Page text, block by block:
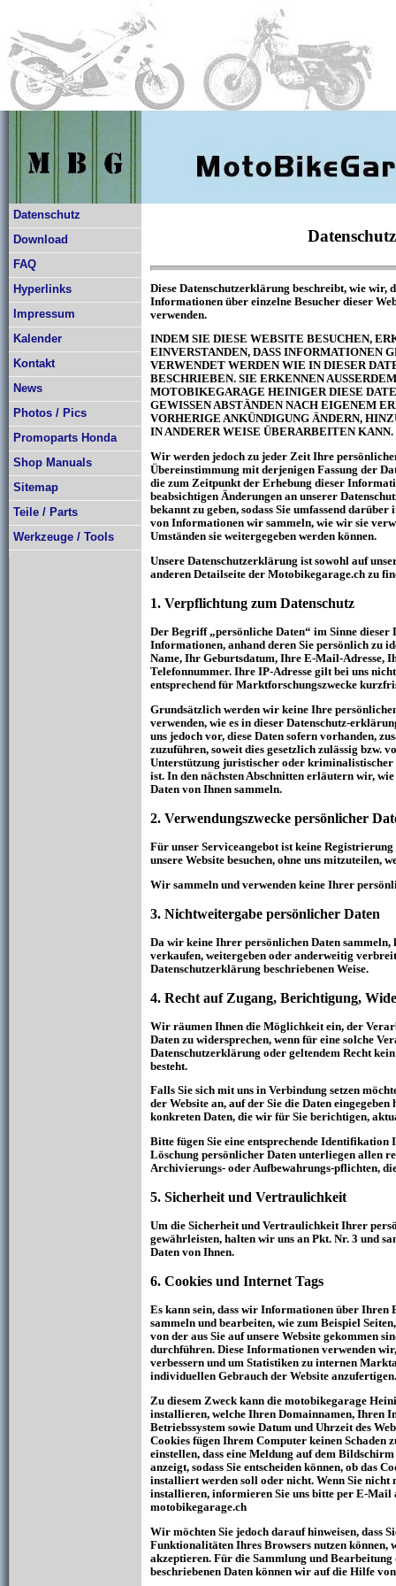
Datenschutz
Download
FAQ
Hyperlinks
Impressum
Kalender
Kontakt
News
Photos / Pics
Promoparts Honda
Shop Manuals
Sitemap
Teile / Parts
Werkzeuge / Tools
Datenschutz
Diese Datenschutzerklärung beschreibt, wie wir,
Informationen über einzelne Besucher dieser
verwenden.
INDEM SIE DIESE WEBSITE BESUCHEN,
EINVERSTANDEN, DASS INFORMATIONEN
VERWENDET WERDEN WIE IN DIESER
BESCHRIEBEN. SIE ERKENNEN
MOTOBIKEGARAGE HEINIGER DIESE
GEWISSEN ABSTÄNDEN NACH EIGENEM
VORHERIGE ANKÜNDIGUNG ÄNDERN,
IN ANDERER WEISE ÜBERARBEITEN KANN.
Wir werden jedoch zu jeder Zeit Ihre
Übereinstimmung mit derjenigen Fassung der
die zum Zeitpunkt der Erhebung dieser
beabsichtigen Änderungen an unserer
bekannt zu geben, sodass Sie umfassend
von Informationen wir sammeln, wie wir sie
Umständen sie weitergegeben werden können.
Unsere Datenschutzerklärung ist sowohl auf
anderen Detailseite der Motobikegarage.ch zu
1. Verpflichtung zum Datenschutz
Der Begriff „persönliche Daten“ im Sinne dieser
Informationen, anhand deren Sie persönlich zu
Name, Ihr Geburtsdatum, Ihre E-Mail-Adresse,
Telefonnummer. Ihre IP-Adresse gilt bei uns
entsprechend für Marktforschungszwecke
Grundsätzlich werden wir keine Ihre
verwenden, wie es in dieser Datenschutz-
uns jedoch vor, diese Daten sofern vorhanden,
zuzuführen, soweit dies gesetzlich zulässig bzw.
Unterstützung juristischer oder
ist. In den nächsten Abschnitten erläutern wir,
Daten von Ihnen sammeln.
2. Verwendungszwecke persönlicher
Für unser Serviceangebot ist keine
unsere Website besuchen, ohne uns mitzuteilen,
Wir sammeln und verwenden keine Ihrer
3. Nichtweitergabe persönlicher Daten
Da wir keine Ihrer persönlichen Daten
verkaufen, weitergeben oder anderweitig
Datenschutzerklärung beschriebenen Weise.
4. Recht auf Zugang, Berichtigung,
Wir räumen Ihnen die Möglichkeit ein, der
Daten zu widersprechen, wenn für eine solche
Datenschutzerklärung oder geltendem Recht
besteht.
Falls Sie sich mit uns in Verbindung setzen
der Website an, auf der Sie die Daten eingegeben
konkreten Daten, die wir für Sie berichtigen,
Bitte fügen Sie eine entsprechende Identifikation
Löschung persönlicher Daten unterliegen allen
Archivierungs- oder Aufbewahrungs-pflichten,
5. Sicherheit und Vertraulichkeit
Um die Sicherheit und Vertraulichkeit Ihrer
gewährleisten, halten wir uns an Pkt. Nr. 3 und
Daten von Ihnen.
6. Cookies und Internet Tags
Es kann sein, dass wir Informationen über Ihren
sammeln und bearbeiten, wie zum Beispiel
von der aus Sie auf unsere Website gekommen
durchführen. Diese Informationen verwenden
verbessern und um Statistiken zu internen
individuellen Gebrauch der Website anzufertigen.
Zu diesem Zweck kann die motobikegarage
installieren, welche Ihren Domainnamen, Ihren
Betriebssystem sowie Datum und Uhrzeit des
Cookies fügen Ihrem Computer keinen Schaden
einstellen, dass eine Meldung auf dem
anzeigt, sodass Sie entscheiden können, ob das
installiert werden soll oder nicht. Wenn Sie nicht
installieren, informieren Sie uns bitte per E-Mail
motobikegarage.ch
Wir möchten Sie jedoch darauf hinweisen, dass
Funktionalitäten Ihres Browsers nutzen können,
akzeptieren. Für die Sammlung und Bearbeitung
beschriebenen Daten können wir auf die Hilfe